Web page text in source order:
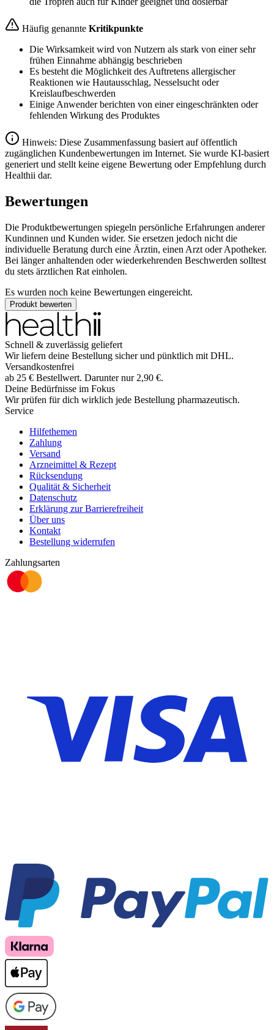
Häufig genannte Kritikpunkte
Die Wirksamkeit wird von Nutzern als stark von einer sehr
frühen Einnahme abhängig beschrieben
Es besteht die Möglichkeit des Auftretens allergischer
Reaktionen wie Hautausschlag, Nesselsucht oder
Kreislaufbeschwerden
Einige Anwender berichten von einer eingeschränkten oder
fehlenden Wirkung des Produktes
Hinweis: Diese Zusammenfassung basiert auf öffentlich
zugänglichen Kundenbewertungen im Internet. Sie wurde KI-basiert
generiert und stellt keine eigene Bewertung oder Empfehlung durch
Healthii dar.
Bewertungen
Die Produktbewertungen spiegeln persönliche Erfahrungen anderer
Kundinnen und Kunden wider. Sie ersetzen jedoch nicht die
individuelle Beratung durch eine Ärztin, einen Arzt oder Apotheker.
Bei länger anhaltenden oder wiederkehrenden Beschwerden solltest
du stets ärztlichen Rat einholen.
Es wurden noch keine Bewertungen eingereicht.
Produkt bewerten
Schnell & zuverlässig geliefert
Wir liefern deine Bestellung sicher und pünktlich mit DHL.
Versandkostenfrei
ab 25 € Bestellwert. Darunter nur 2,90 €.
Deine Bedürfnisse im Fokus
Wir prüfen für dich wirklich jede Bestellung pharmazeutisch.
Service
Hilfethemen
Zahlung
Versand
Arzneimittel & Rezept
Rücksendung
Qualität & Sicherheit
Datenschutz
Erklärung zur Barrierefreiheit
Über uns
Kontakt
Bestellung widerrufen
Zahlungsarten